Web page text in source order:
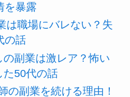
を暴露
は職場にバレない？失
の話
副業は激レア？怖い
た50代の話
の副業を続ける理由！